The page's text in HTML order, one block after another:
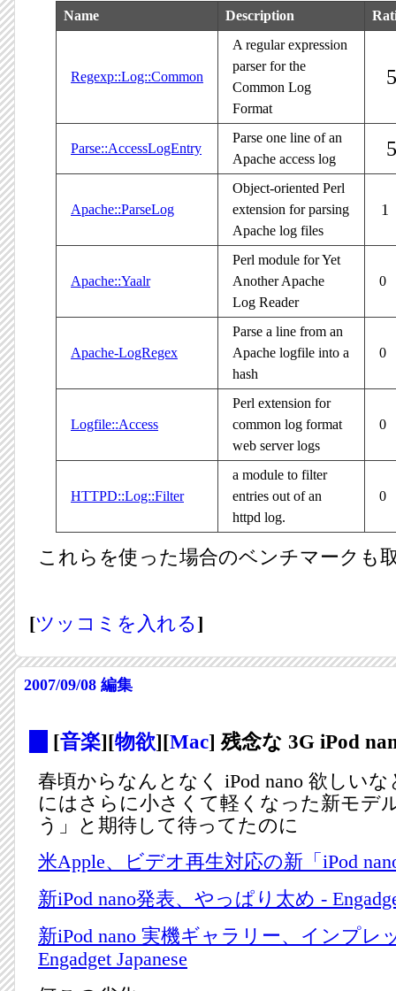
Name Description
Regexp::Log::Common
A regular expression
parser for the
Common Log
Format
5
Parse::AccessLogEntry
Parse one line of an
Apache access log
5
Apache::ParseLog
Object-oriented Perl
extension for parsing
Apache log files
1
Apache::Yaalr
Perl module for Yet
Another Apache
Log Reader
0
Apache-LogRegex
Parse a line from an
Apache logfile into a
hash
0
Logfile::Access
Perl extension for
common log format
web server logs
0
HTTPD::Log::Filter
a module to filter
entries out of an
httpd log.
0
これらを使った場合のベンチマークも
[ツッコミを入れる]
2007/09/08 編集
[音楽][物欲][Mac] 残念な 3G iPod
春頃からなんとなく iPod nano 欲しい
にはさらに小さくて軽くなった新モデ
う」と期待して待ってたのに
米Apple、ビデオ再生対応の新「iPod
新iPod nano発表、やっぱり太め -
新iPod nano 実機ギャラリー、インプレ
Engadget Japanese